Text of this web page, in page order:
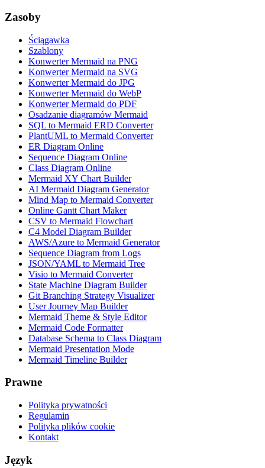
Zasoby
Ściągawka
Szablony
Konwerter Mermaid na PNG
Konwerter Mermaid na SVG
Konwerter Mermaid do JPG
Konwerter Mermaid do WebP
Konwerter Mermaid do PDF
Osadzanie diagramów Mermaid
SQL to Mermaid ERD Converter
PlantUML to Mermaid Converter
ER Diagram Online
Sequence Diagram Online
Class Diagram Online
Mermaid XY Chart Builder
AI Mermaid Diagram Generator
Mind Map to Mermaid Converter
Online Gantt Chart Maker
CSV to Mermaid Flowchart
C4 Model Diagram Builder
AWS/Azure to Mermaid Generator
Sequence Diagram from Logs
JSON/YAML to Mermaid Tree
Visio to Mermaid Converter
State Machine Diagram Builder
Git Branching Strategy Visualizer
User Journey Map Builder
Mermaid Theme & Style Editor
Mermaid Code Formatter
Database Schema to Class Diagram
Mermaid Presentation Mode
Mermaid Timeline Builder
Prawne
Polityka prywatności
Regulamin
Polityka plików cookie
Kontakt
Język